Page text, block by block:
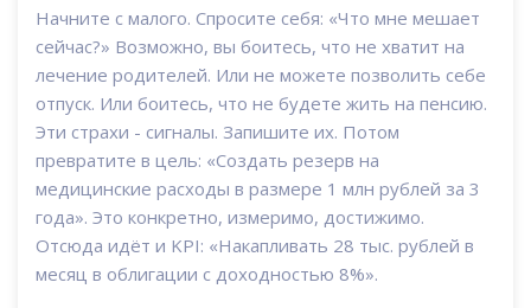
Начните с малого. Спросите себя: «Что мне мешает
сейчас?» Возможно, вы боитесь, что не хватит на
лечение родителей. Или не можете позволить себе
отпуск. Или боитесь, что не будете жить на пенсию.
Эти страхи - сигналы. Запишите их. Потом
превратите в цель: «Создать резерв на
медицинские расходы в размере 1 млн рублей за 3
года». Это конкретно, измеримо, достижимо.
Отсюда идёт и KPI: «Накапливать 28 тыс. рублей в
месяц в облигации с доходностью 8%».